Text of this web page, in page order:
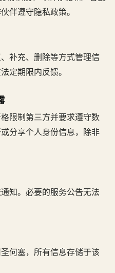
伴遵守隐私政策。
补充、删除等方式管理信
定期限内反馈。
限制第三方并要求遵守数
分享个人身份信息，除非
知。必要的服务公告无法
何塞，所有信息存储于该